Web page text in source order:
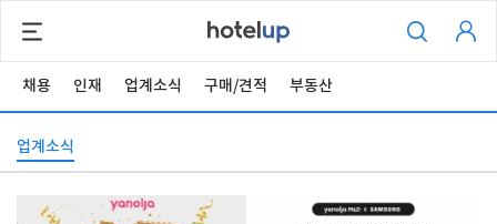
채용 인재 업계소식 구매/견적 부동산
업계소식